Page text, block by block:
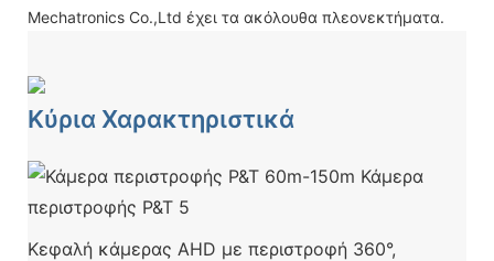
Mechatronics Co.,Ltd έχει τα ακόλουθα πλεονεκτήματα.
Κύρια Χαρακτηριστικά
Κεφαλή κάμερας AHD με περιστροφή 360°,